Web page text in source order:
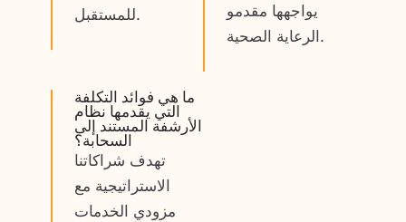
للمستقبل.
يواجهها مقدمو
الرعاية الصحية.
ما هي فوائد التكلفة
التي يقدمها نظام
الأرشفة المستند إلى
السحابة؟
تهدف شراكاتنا
الاستراتيجية مع
مزودي الخدمات